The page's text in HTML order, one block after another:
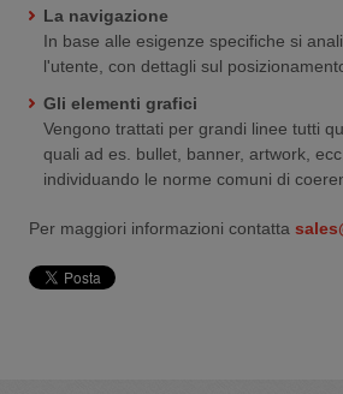
La navigazione
In base alle esigenze specifiche si
l'utente, con dettagli sul
Gli elementi grafici
Vengono trattati per grandi linee tutti
quali ad es. bullet, banner, artwork,
individuando le norme comuni di
Per maggiori informazioni contatta